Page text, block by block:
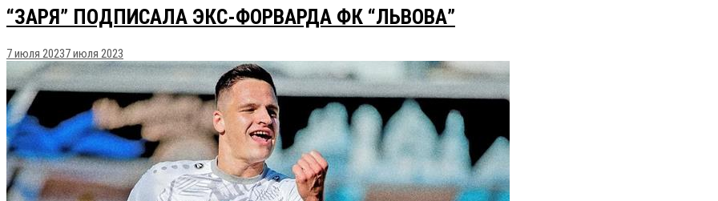
“ЗАРЯ” ПОДПИСАЛА ЭКС-ФОРВАРДА ФК “ЛЬВОВА”
7 июля 20237 июля 2023